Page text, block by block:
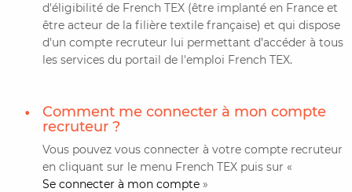
d'éligibilité de French TEX (être implanté en France et
être acteur de la filière textile française) et qui dispose
d'un compte recruteur lui permettant d’accéder à tous
les services du portail de l'emploi French TEX.
Comment me connecter à mon compte
recruteur ?
Vous pouvez vous connecter à votre compte recruteur
en cliquant sur le menu French TEX puis sur «
Se connecter à mon compte »